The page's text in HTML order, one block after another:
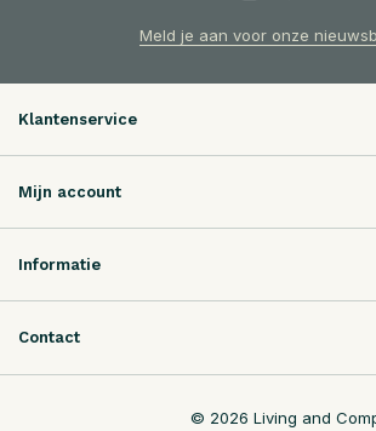
Meld je aan voor onze
Klantenservice
Mijn account
Informatie
Contact
© 2026 Living and